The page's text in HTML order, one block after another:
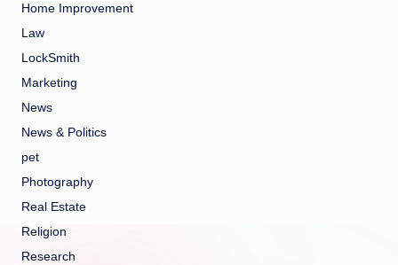
Home Improvement
Law
LockSmith
Marketing
News
News & Politics
pet
Photography
Real Estate
Religion
Research